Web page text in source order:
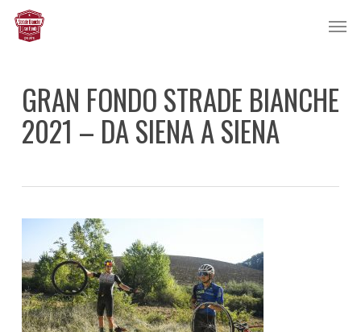
Skip
contentGRAN FONDO STRADE BIANCHE
2021 – DA SIENA A SIENA